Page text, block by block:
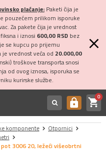
plaćanje:Paketi čija je
pouzećem prilikom isporuke
Za pakete čija je vrednost
i iznosi 600,00 RSD bez
se kupcu po prijemu
vrednost veća od 20.000,00
troškove transporta snosi
od ovog iznosa, isporuka se
kurirske službe.
https shopping_cart0
komponente
Otpornici
3006 20, ležeći višeobrtni